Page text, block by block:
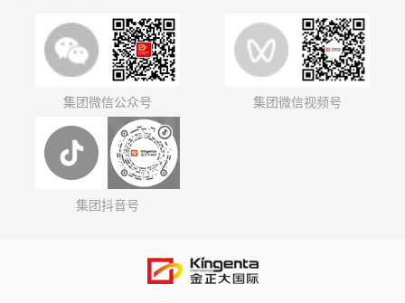
集团微信公众号 集团微信视频号
集团抖音号